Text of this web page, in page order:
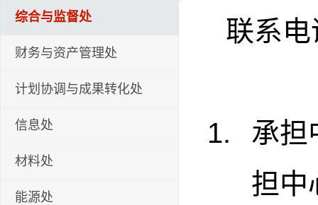
综合与监督处
财务与资产管理处
计划协调与成果转化处
信息处
材料处
能源处
联系
承担
担中